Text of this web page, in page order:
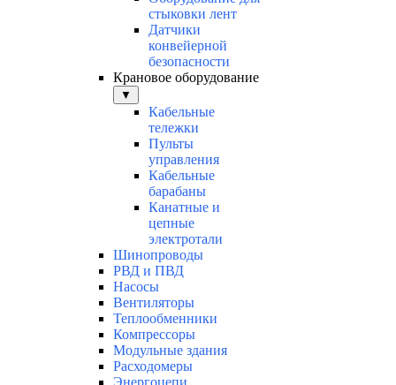
стыковки лент
Датчики
конвейерной
безопасности
Крановое оборудование
▼
Кабельные
тележки
Пульты
управления
Кабельные
барабаны
Канатные и
цепные
электротали
Шинопроводы
РВД и ПВД
Насосы
Вентиляторы
Теплообменники
Компрессоры
Модульные здания
Расходомеры